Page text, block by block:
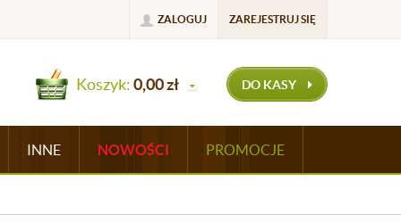
ZALOGUJ ZAREJESTRUJ SIĘ
Koszyk:0,00zł DO KASY
INNE NOWOŚCI PROMOCJE